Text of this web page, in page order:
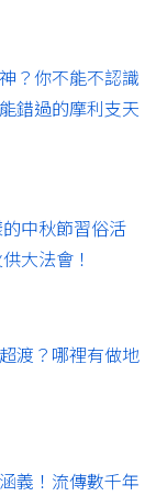
？你不能不認識
錯過的摩利支天
中秋節習俗活
大法會！
渡？哪裡有做地
義！流傳數千年